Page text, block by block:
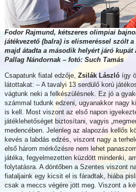
Fodor Rajmund, kétszeres olimpiai
játékvezető (balra) is elismeréssel szólt
majd átadta a második helyért járó kupát
Pallag Nándornak – fotó: Such Tamás
Csapatunk fiatal edzője, Zsilák Lászlóígy
látottakat: – A tavalyi 13 serdülő korú
vágtunk neki a felkészülésnek. Ez jó a
számmal tudunk edzeni, ugyanakkor nagy
is kell. Most viszont az első napon
játéklehetőséget biztosítani, vagyis
medencében. Jelenleg az alapozás kellős
kevés a labdás edzés, viszont nagy a
első három mérkőzésre nem lehet
játéka, fegyelmezetten küzdött mindenki,
folytatásra. A döntőben a Szentes viszont
fiataljaink egy kicsit el is fáradtak, hiába
csak a meccs végére jött meg. Viszont a